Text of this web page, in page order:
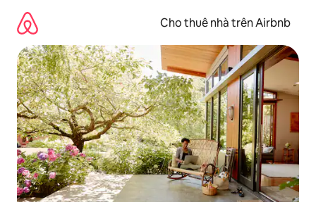
dung
Cho thuê nhà trên Airbnb